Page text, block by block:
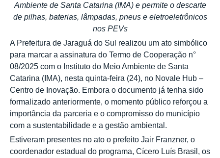
Ambiente de Santa Catarina (IMA) e permite o descarte
de pilhas, baterias, lâmpadas, pneus e eletroeletrônicos
nos PEVs
A Prefeitura de Jaraguá do Sul realizou um ato simbólico
para marcar a assinatura do Termo de Cooperação n°
08/2025 com o Instituto do Meio Ambiente de Santa
Catarina (IMA), nesta quinta-feira (24), no Novale Hub –
Centro de Inovação. Embora o documento já tenha sido
formalizado anteriormente, o momento público reforçou a
importância da parceria e o compromisso do município
com a sustentabilidade e a gestão ambiental.
Estiveram presentes no ato o prefeito Jair Franzner, o
coordenador estadual do programa, Cícero Luís Brasil, os